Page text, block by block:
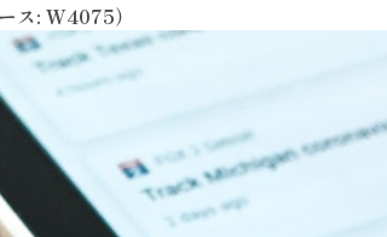
ス: W4075）